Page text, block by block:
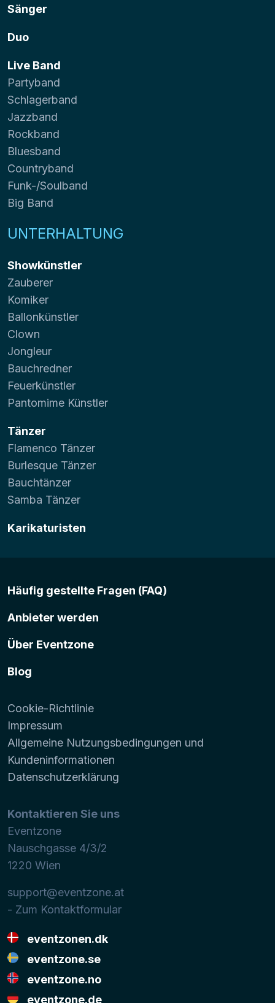
Sänger
Duo
Live Band
Partyband
Schlagerband
Jazzband
Rockband
Bluesband
Countryband
Funk-/Soulband
Big Band
UNTERHALTUNG
Showkünstler
Zauberer
Komiker
Ballonkünstler
Clown
Jongleur
Bauchredner
Feuerkünstler
Pantomime Künstler
Tänzer
Flamenco Tänzer
Burlesque Tänzer
Bauchtänzer
Samba Tänzer
Karikaturisten
Häufig gestellte Fragen (FAQ)
Anbieter werden
Über Eventzone
Blog
Cookie-Richtlinie
Impressum
Allgemeine Nutzungsbedingungen und
Kundeninformationen
Datenschutzerklärung
Kontaktieren Sie uns
Eventzone
Nauschgasse 4/3/2
1220 Wien
support@eventzone.at
- Zum Kontaktformular
eventzonen.dk
eventzone.se
eventzone.no
eventzone.de